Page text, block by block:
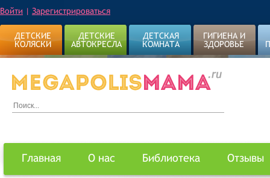
Войти | Зарегистрироваться
ДЕТСКИЕ
КОЛЯСКИ
ДЕТСКИЕ
АВТОКРЕСЛА
ДЕТСКАЯ
КОМНАТА
ГИГИЕНА И
ЗДОРОВЬЕ
Главная О нас Библиотека Отзывы